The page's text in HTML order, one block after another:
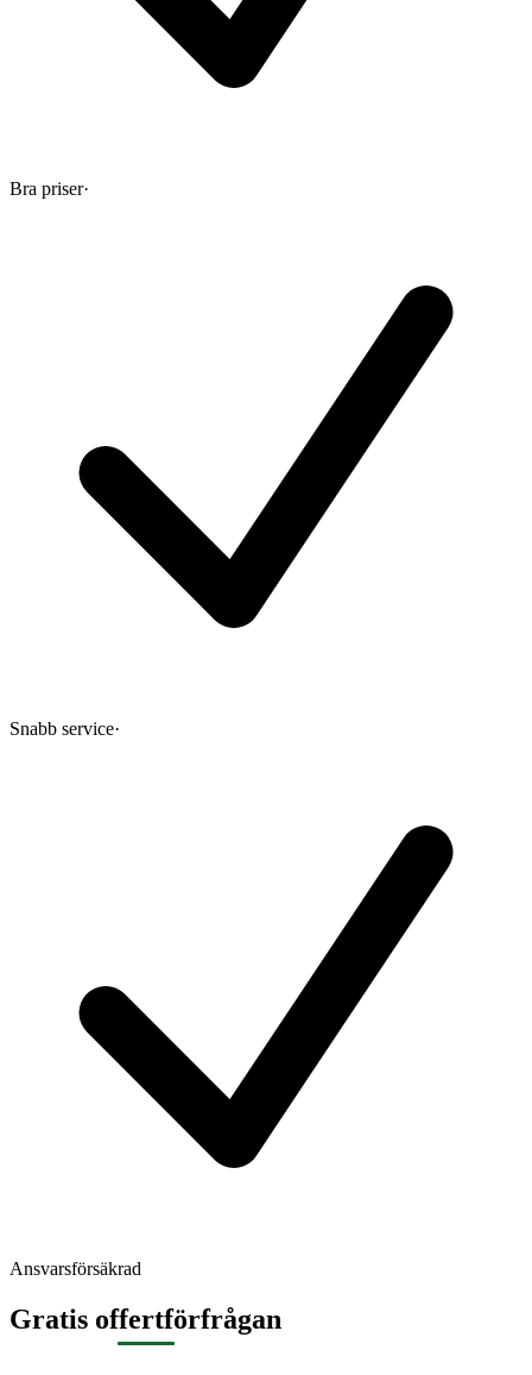
Bra priser·
Snabb service·
Ansvarsförsäkrad
Gratis offertförfrågan